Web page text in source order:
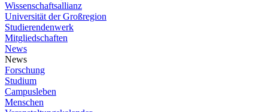
Wissenschaftsallianz
Universität der Großregion
Studierendenwerk
Mitgliedschaften
News
News
Forschung
Studium
Campusleben
Menschen